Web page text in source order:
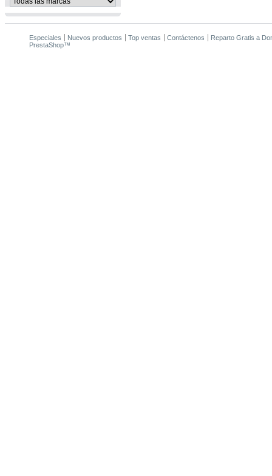
Especiales Nuevos productos Top ventas Contáctenos
Reparto Gratis a
PrestaShop™